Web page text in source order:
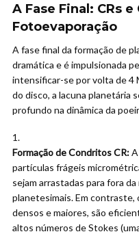
A Fase Final: CRs e
Fotoevaporação
A fase final da formação de
dramática e é impulsionada
intensificar-se por volta de 4
do disco, a lacuna planetária
profundo na dinâmica da
Formação de Condritos CR:
partículas frágeis
sejam arrastadas para fora
planetesimais. Em contraste,
densos e maiores, são
altos números de Stokes